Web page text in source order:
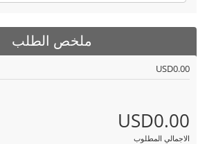
ملخص الطلب
USD0.00
USD0.00
الاجمالي المطلوب